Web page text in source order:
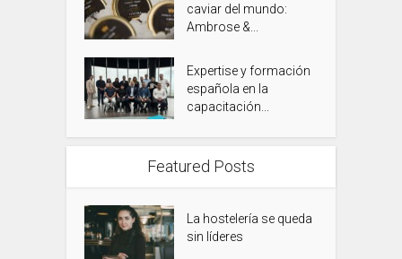
caviar del mundo:
Ambrose &...
Expertise y formación
española en la
capacitación...
Featured Posts
La hostelería se queda
sin líderes